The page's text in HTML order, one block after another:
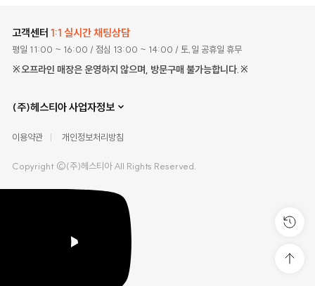
고객센터 1:1 실시간 채팅상담
평일 11:00 ~ 16:00 / 점심 13:00 ~ 14:00 / 토,일 공휴일 휴무
※오프라인 매장은 운영하지 않으며, 방문구매 불가능합니다.※
(주)헤스티아 사업자정보
이용약관 개인정보처리방침
Copyright ©(주)헤스티아 All Rights Reserved.